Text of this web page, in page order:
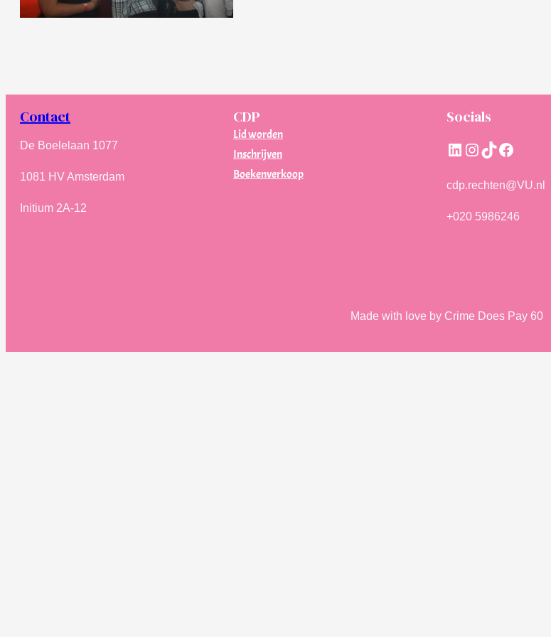
Contact
De Boelelaan 1077
1081 HV Amsterdam
Initium 2A-12
CDP
Lid worden
Inschrijven
Boekenverkoop
Socials
LinkedIn
Instagram
TikTokFacebook
cdp.rechten@VU.nl
+020 5986246
Made with love by Crime Does Pay 60